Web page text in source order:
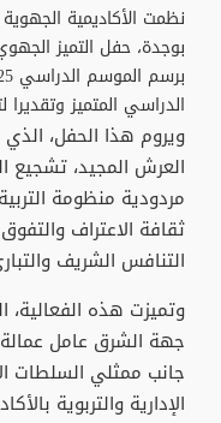
نظمت الأكاديمية الجهوية
بوجدة، حفل التميز
الدراسي المتميز
العرش المجيد، تشجيع
مردودية منظومة
ثقافة الاعتراف
التنافس الشريف
وتميزت هذه
جهة الشرق عامل
جانب ممثلي السلطات
الإدارية والتربوية